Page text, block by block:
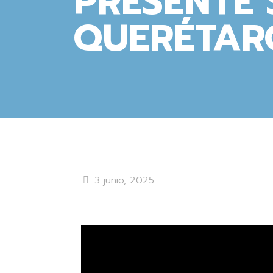
3 junio, 2025